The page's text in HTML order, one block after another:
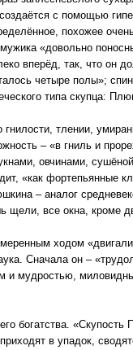
с помощью
похожее
«довольно
вперёд, так, что он
четыре полы»;
типа скупца:
тлении,
– «в гниль и
овчинами,
«как фортепьянные
– аналог
все окна, кроме
ходом
Сначала он –
и мудростью,
богатства.
в упадок,